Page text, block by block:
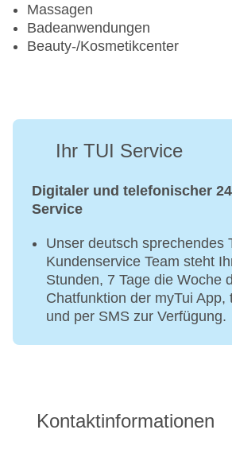
Massagen
Badeanwendungen
Beauty-/Kosmetikcenter
Ihr TUI Service
Digitaler und telefonischer
Service
Unser deutsch sprechendes
Kundenservice Team steht
Stunden, 7 Tage die Woche
Chatfunktion der myTui App,
und per SMS zur Verfügung.
Kontaktinformationen